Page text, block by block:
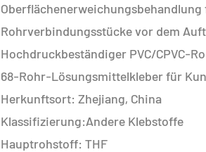
Oberflächenerweichungsbehandlung
Rohrverbindungsstücke vor dem
Hochdruckbeständiger PVC/CPVC-
68-Rohr-Lösungsmittelkleber für
Herkunftsort: Zhejiang, China
Klassifizierung:Andere Klebstoffe
Hauptrohstoff: THF